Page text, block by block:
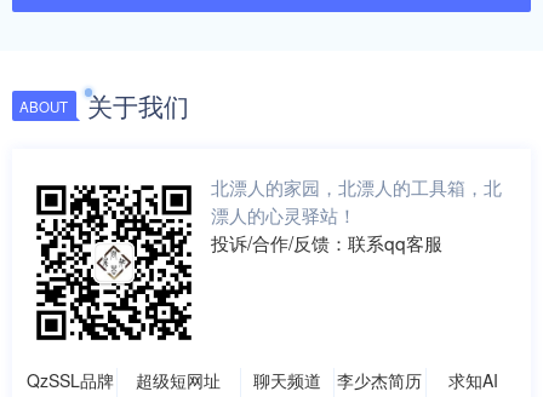
ABOUT 关于我们
北漂人的家园，北漂人的工具箱，北
漂人的心灵驿站！
投诉/合作/反馈：联系qq客服
QzSSL品牌
超级短网址 聊天频道 李少杰简历 求知AI